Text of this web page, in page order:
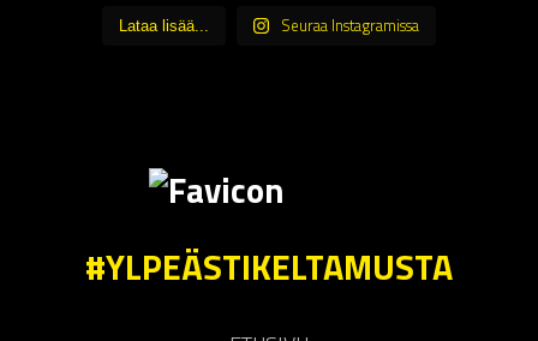
Lataa lisää... Seuraa Instagramissa
#YLPEÄSTIKELTAMUSTA